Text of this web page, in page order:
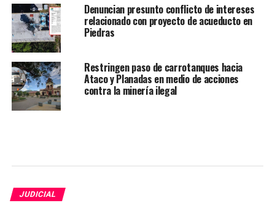
Denuncian presunto conflicto de intereses
relacionado con proyecto de acueducto en
Piedras
Restringen paso de carrotanques hacia
Ataco y Planadas en medio de acciones
contra la minería ilegal
JUDICIAL